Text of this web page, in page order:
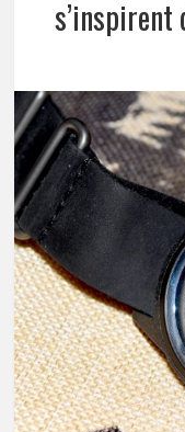
s’inspirent